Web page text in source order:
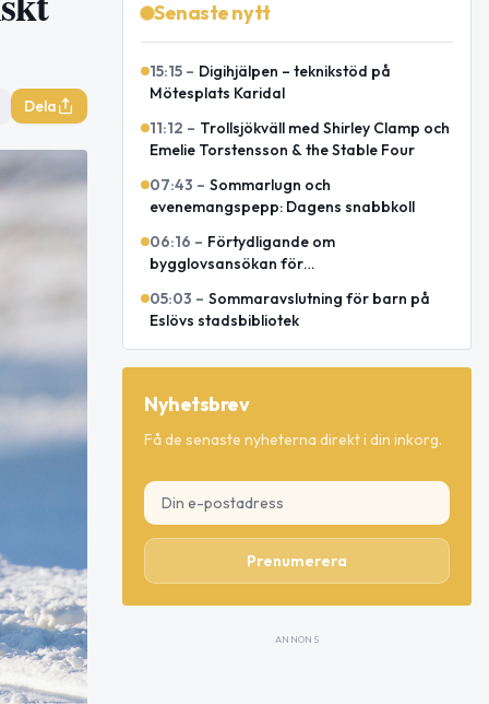
Dela
Senaste nytt
15:15 – Digihjälpen – teknikstöd på
Mötesplats Karidal
11:12 – Trollsjökväll med Shirley Clamp och
Emelie Torstensson & the Stable Four
07:43 – Sommarlugn och
evenemangspepp: Dagens snabbkoll
06:16 – Förtydligande om
bygglovsansökan för
05:03 – Sommaravslutning för barn på
Eslövs stadsbibliotek
Nyhetsbrev
Få de senaste nyheterna direkt i din inkorg.
Prenumerera
ANNONS